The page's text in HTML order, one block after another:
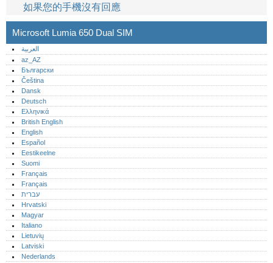
如果您的手機沒有回應
Microsoft Lumia 650 Dual SIM
العربية
az_AZ
Български
Čeština
Dansk
Deutsch
Ελληνικά
British English
English
Español
Eestikeelne
Suomi
Français
Français
עברית
Hrvatski
Magyar
Italiano
Lietuvių
Latviski
Nederlands